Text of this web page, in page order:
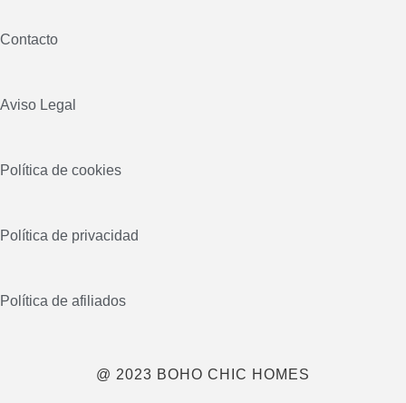
Contacto
Aviso Legal
Política de cookies
Política de privacidad
Política de afiliados
@ 2023 BOHO CHIC HOMES